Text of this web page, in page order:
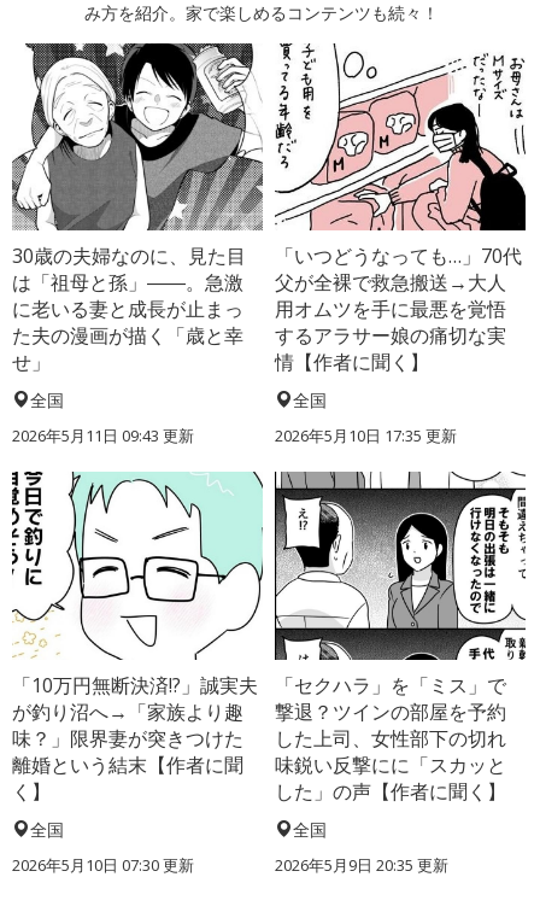
み方を紹介。家で楽しめるコンテンツも続々！
30歳の夫婦なのに、見た目
は「祖母と孫」――。急激
に老いる妻と成長が止まっ
た夫の漫画が描く「歳と幸
せ」
全国
2026年5月11日 09:43 更新
「いつどうなっても…」70代
父が全裸で救急搬送→大人
用オムツを手に最悪を覚悟
するアラサー娘の痛切な実
情【作者に聞く】
全国
2026年5月10日 17:35 更新
「10万円無断決済!?」誠実夫
が釣り沼へ→「家族より趣
味？」限界妻が突きつけた
離婚という結末【作者に聞
く】
全国
2026年5月10日 07:30 更新
「セクハラ」を「ミス」で
撃退？ツインの部屋を予約
した上司、女性部下の切れ
味鋭い反撃にに「スカッと
した」の声【作者に聞く】
全国
2026年5月9日 20:35 更新